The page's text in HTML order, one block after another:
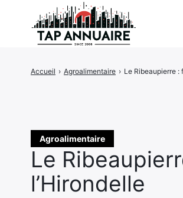
Accueil › Agroalimentaire › Le Ribeaupierre :
Agroalimentaire
Le
l’Hirondelle